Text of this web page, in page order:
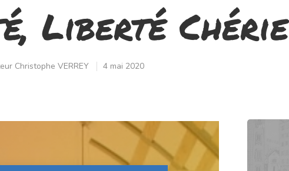
Liberté Chérie
Christophe VERREY 4 mai 2020